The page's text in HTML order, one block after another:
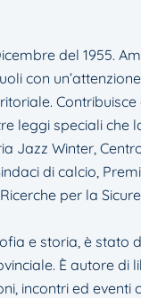
del 1955.
con
leggi speciali che
Winter,
di calcio,
per la
e storia, è stato
È autore di
incontri ed eventi